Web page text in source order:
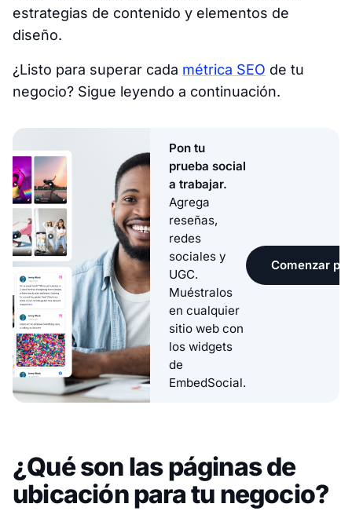
estrategias de contenido y elementos de
diseño.
¿Listo para superar cada métrica SEO de tu
negocio? Sigue leyendo a continuación.
Pon tu
prueba social
a trabajar.
Agrega
reseñas,
redes
sociales y
UGC.
Muéstralos
en cualquier
sitio web con
los widgets
de
EmbedSocial.
Comenzar
¿Qué son las páginas de
ubicación para tu negocio?